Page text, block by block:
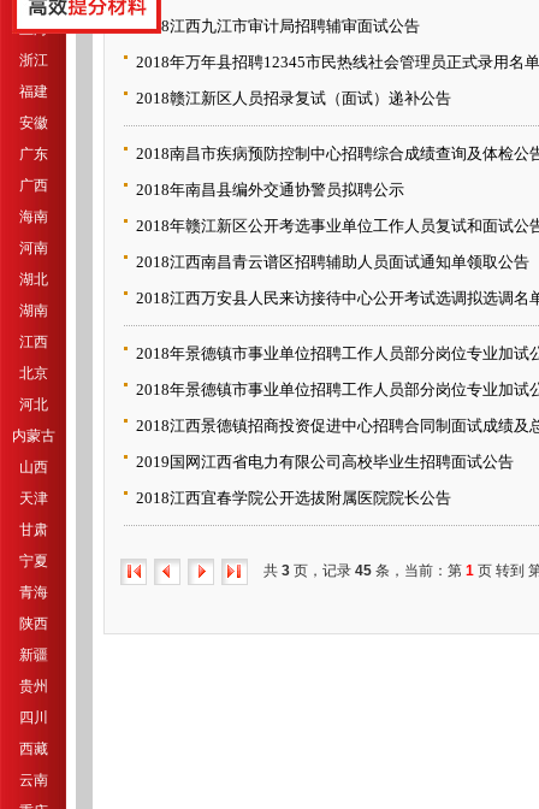
上海
浙江
福建
安徽
广东
广西
海南
河南
湖北
湖南
江西
北京
河北
内蒙古
山西
天津
甘肃
宁夏
青海
陕西
新疆
贵州
四川
西藏
云南
2018江西九江市审计局招聘辅审面试公告
2018年万年县招聘12345市民热线社会管理员正式录用名
2018赣江新区人员招录复试（面试）递补公告
2018南昌市疾病预防控制中心招聘综合成绩查询及体检公
2018年南昌县编外交通协警员拟聘公示
2018年赣江新区公开考选事业单位工作人员复试和面试公
2018江西南昌青云谱区招聘辅助人员面试通知单领取公告
2018江西万安县人民来访接待中心公开考试选调拟选调名
2018年景德镇市事业单位招聘工作人员部分岗位专业加试
2018年景德镇市事业单位招聘工作人员部分岗位专业加试
2018江西景德镇招商投资促进中心招聘合同制面试成绩及
2019国网江西省电力有限公司高校毕业生招聘面试公告
2018江西宜春学院公开选拔附属医院院长公告
共 3 页，记录 45 条，当前：第 1 页 转到